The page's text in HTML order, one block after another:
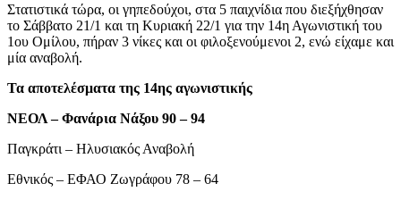
Στατιστικά τώρα, οι γηπεδούχοι, στα 5 παιχνίδια που διεξήχθησαν
το Σάββατο 21/1 και τη Κυριακή 22/1 για την 14η Αγωνιστική του
1ου Ομίλου, πήραν 3 νίκες και οι φιλοξενούμενοι 2, ενώ είχαμε και
μία αναβολή.
Τα αποτελέσματα της 14ης αγωνιστικής
ΝΕΟΛ – Φανάρια Νάξου 90 – 94
Παγκράτι – Ηλυσιακός Αναβολή
Εθνικός – ΕΦΑΟ Ζωγράφου 78 – 64